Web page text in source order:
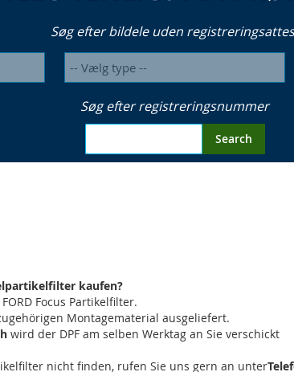
Søg efter bildele uden
Søg efter registreringsnummer
Search
kaufen?
Focus Partikelfilter.
Montagematerial ausgeliefert.
wird der DPF am selben Werktag an Sie verschickt
nicht finden, rufen Sie uns gern an unter